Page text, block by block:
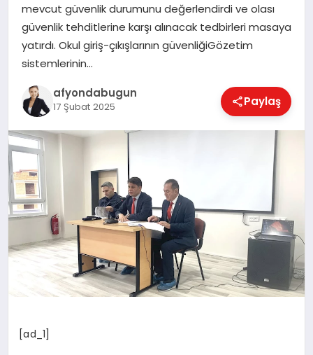
MAGAZIN
SIYASET
SPOR
YAŞAM
mevcut güvenlik durumunu değerlendirdi ve olası
güvenlik tehditlerine karşı alınacak tedbirleri masaya
yatırdı. Okul giriş-çıkışlarının güvenliğiGözetim
sistemlerinin…
afyondabugun
17 Şubat 2025 Paylaş
[ad_1]